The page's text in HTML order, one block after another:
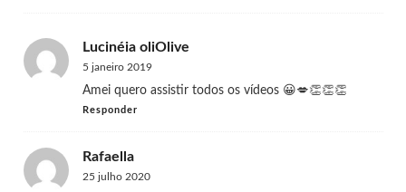
Lucinéia oliOlive
5 janeiro 2019
Amei quero assistir todos os vídeos 😀💋👏👏👏
Responder
Rafaella
25 julho 2020